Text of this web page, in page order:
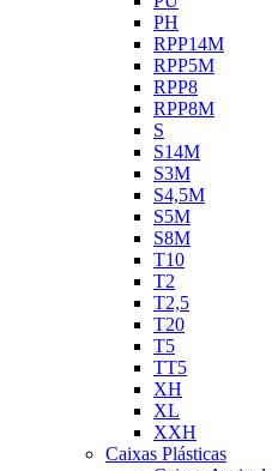
PH
RPP14M
RPP5M
RPP8
RPP8M
S
S14M
S3M
S4,5M
S5M
S8M
T10
T2
T2,5
T20
T5
TT5
XH
XL
XXH
Caixas Plásticas